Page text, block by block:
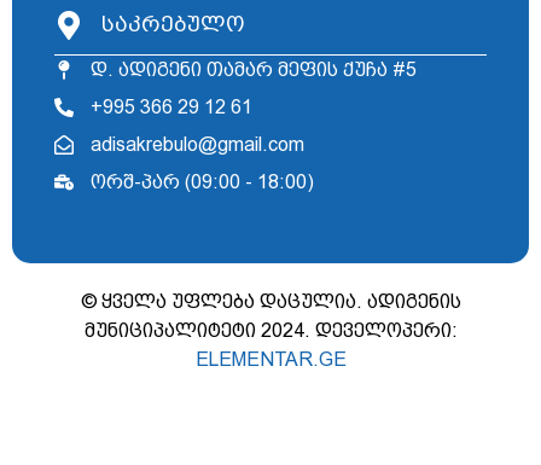
საკრებულო
დ. ადიგენი თამარ მეფის ქუჩა #5
+995 366 29 12 61
adisakrebulo@gmail.com
ორშ-პარ (09:00 - 18:00)
© ყველა უფლება დაცულია. ადიგენის
მუნიციპალიტეტი 2024. დეველოპერი:
ELEMENTAR.GE